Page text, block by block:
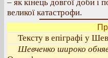
– як кінець довгої доби і
великої катастрофи.
Тексту в епіграфі у
Шевченко широко